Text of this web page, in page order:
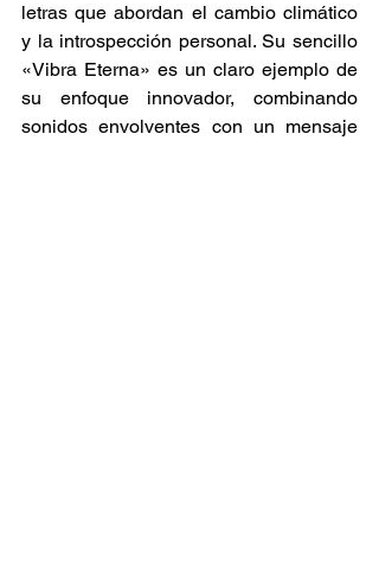
letras que abordan el cambio climático
y la introspección personal. Su sencillo
«Vibra Eterna» es un claro ejemplo de
su enfoque innovador, combinando
sonidos envolventes con un mensaje